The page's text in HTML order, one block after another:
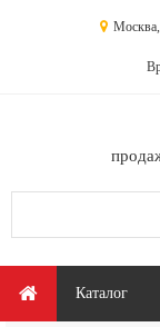
Москва,
Главное
Каталог